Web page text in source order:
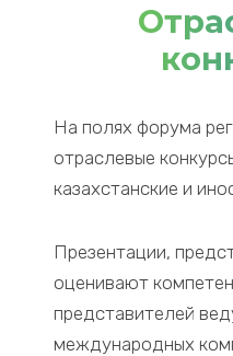
На полях форума
отраслевые
казахстанские и
Презентации,
оценивают
представителей
международных